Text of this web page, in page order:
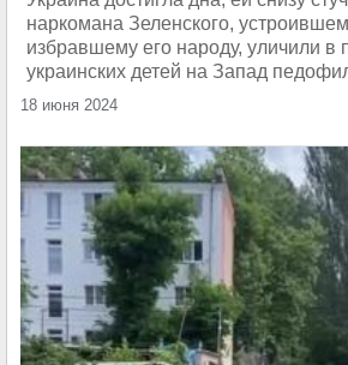
наркомана Зеленского,
избравшему его народу, уличили в
украинских детей на Запад
18 июня 2024